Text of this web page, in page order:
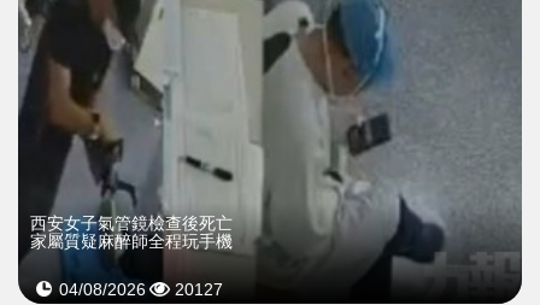
西安女子氣管鏡檢查後死亡
家屬質疑麻醉師全程玩手機
04/08/2026 20127